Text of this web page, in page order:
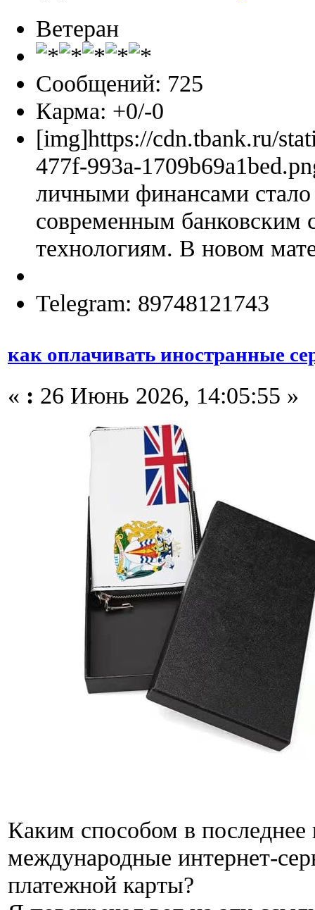
Ветеран
Сообщений: 725
Карма: +0/-0
[img]https://cdn.tbank.ru/
477f-993a-
личными финансами
современным банковским
технологиям. В новом
Telegram: 89748121743
как оплачивать иностранные
« : 26 Июнь 2026, 14:05:55 »
Каким способом в последнее
международные интернет-
платежной карты?